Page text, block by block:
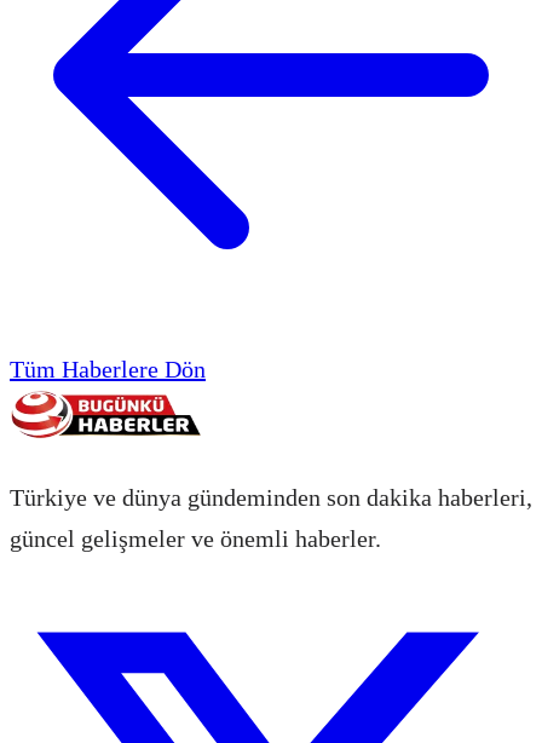
Tüm Haberlere Dön
Türkiye ve dünya gündeminden son dakika haberleri,
güncel gelişmeler ve önemli haberler.